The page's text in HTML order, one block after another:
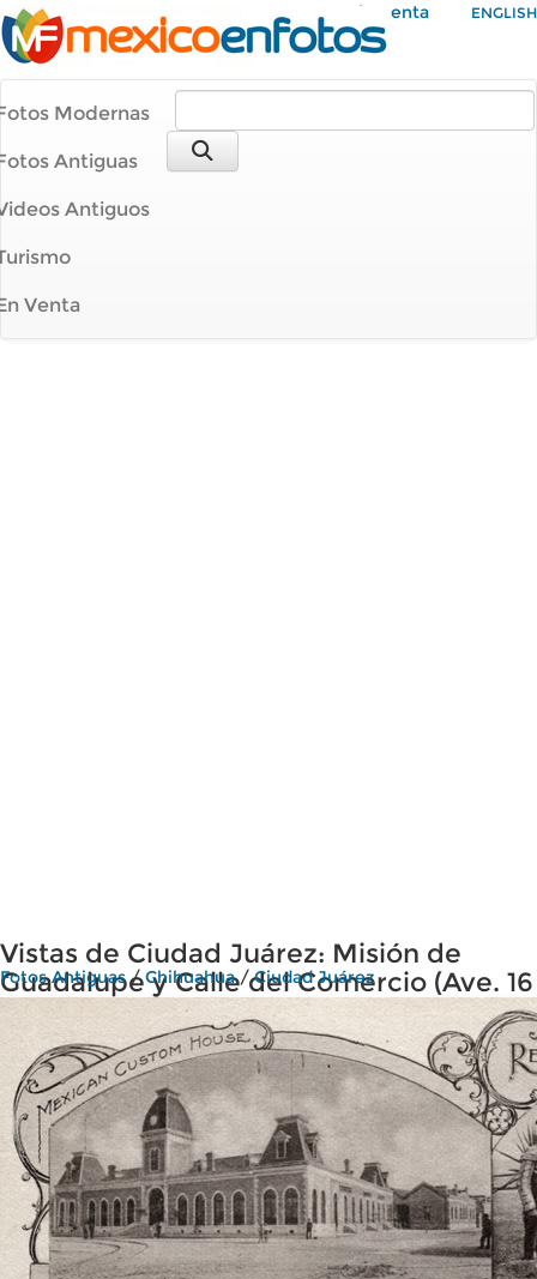
Mi Cuenta ENGLISH
Modernas
Antiguas
Antiguos
Venta
Vistas de Ciudad Juárez: Misión de
Guadalupe y Calle del Comercio (Ave. 16
de Septiembre)
Fotos Antiguas/Chihuahua/Ciudad Juárez